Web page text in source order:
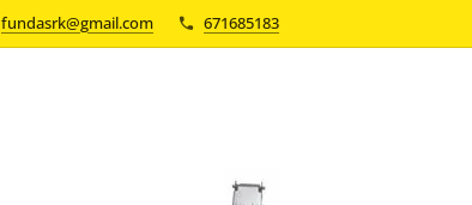
fundasrk@gmail.com 671685183